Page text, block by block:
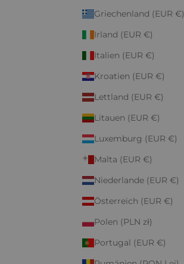
Griechenland (EUR €)
Irland (EUR €)
Italien (EUR €)
Kroatien (EUR €)
Lettland (EUR €)
Litauen (EUR €)
Luxemburg (EUR €)
Malta (EUR €)
Niederlande (EUR €)
Österreich (EUR €)
Polen (PLN zł)
Portugal (EUR €)